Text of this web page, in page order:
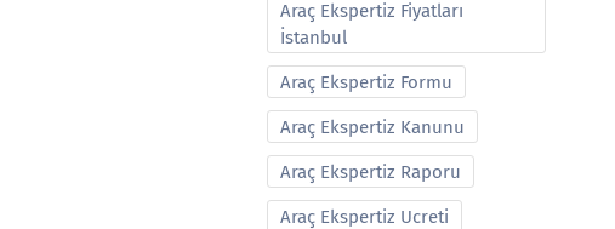
Araç Ekspertiz Fiyatları
İstanbul
Araç Ekspertiz Formu
Araç Ekspertiz Kanunu
Araç Ekspertiz Raporu
Araç Ekspertiz Ucreti